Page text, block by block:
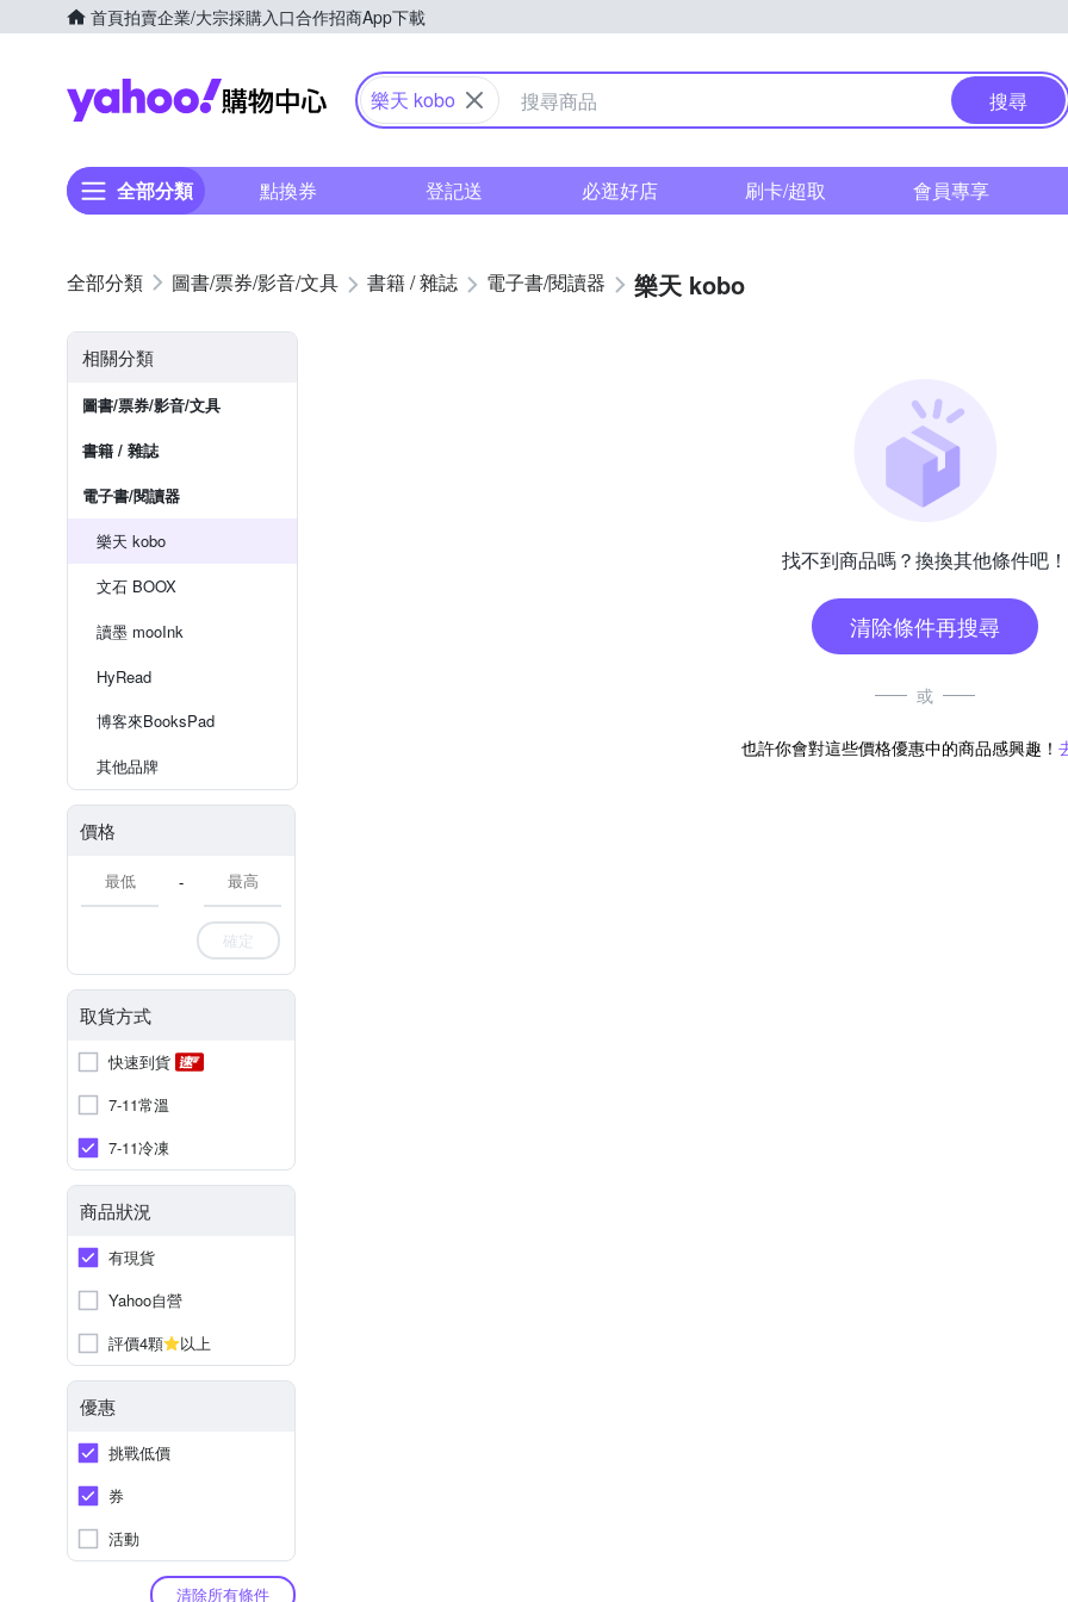
首頁拍賣企業/大宗採購入口合作招商App下載
Yahoo購物中心
樂天 kobo 搜尋
全部分類 點換券 登記送 必逛好店 刷卡/超取 會員專享
圖書/票券/影音/文具 書籍 / 雜誌 電子書/閱讀器 樂天 kobo
相關分類
圖書/票券/影音/文具
書籍 / 雜誌
電子書/閱讀器
樂天 kobo
文石 BOOX
讀墨 mooInk
HyRead
博客來BooksPad
其他品牌
價格
-
確定
取貨方式
快速到貨
7-11常溫
7-11冷凍
商品狀況
有現貨
Yahoo自營
評價4顆
以上
優惠
挑戰低價
券
活動
清除所有條件
找不到商品嗎？換換其他條件吧！
清除條件再搜尋
或
也許你會對這些價格優惠中的商品感興趣！